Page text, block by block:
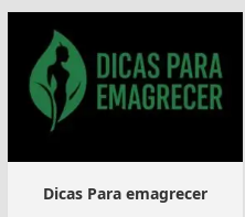
Dicas Para emagrecer